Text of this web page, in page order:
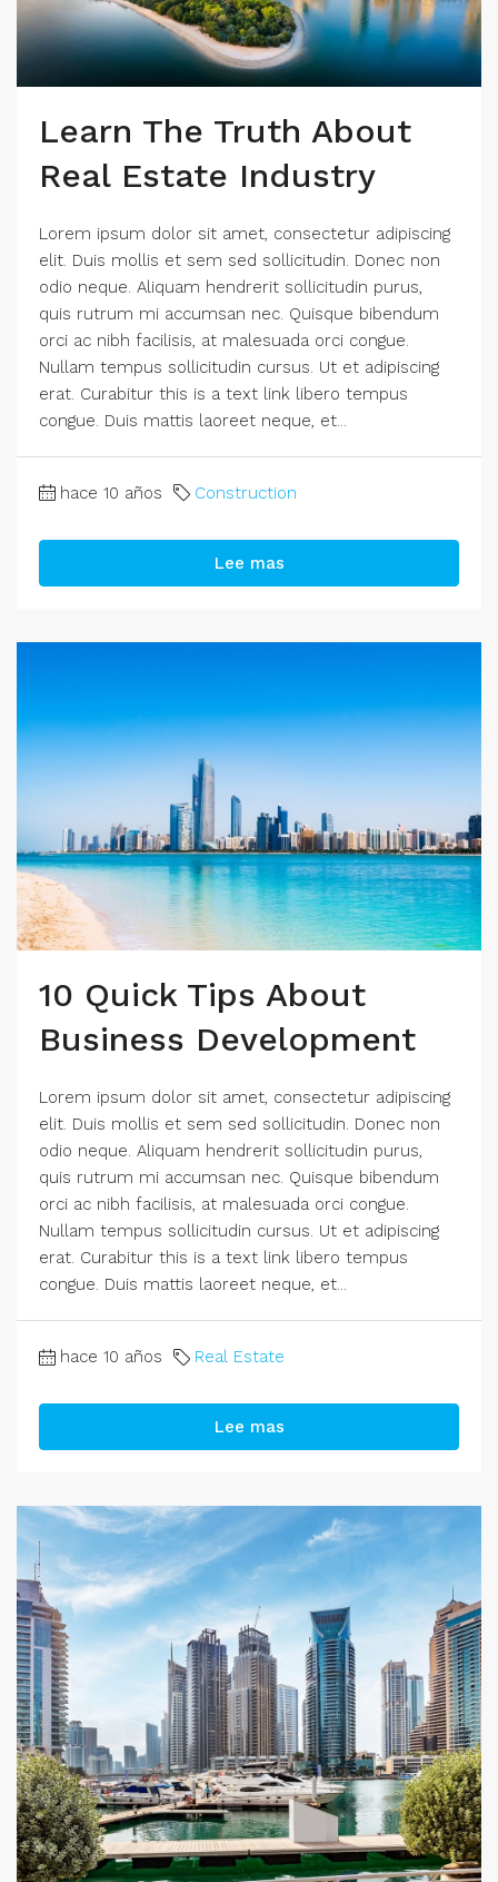
Learn The Truth About
Real Estate Industry
Lorem ipsum dolor sit amet, consectetur adipiscing
elit. Duis mollis et sem sed sollicitudin. Donec non
odio neque. Aliquam hendrerit sollicitudin purus,
quis rutrum mi accumsan nec. Quisque bibendum
orci ac nibh facilisis, at malesuada orci congue.
Nullam tempus sollicitudin cursus. Ut et adipiscing
erat. Curabitur this is a text link libero tempus
congue. Duis mattis laoreet neque, et...
hace 10 años Construction
Lee mas
10 Quick Tips About
Business Development
Lorem ipsum dolor sit amet, consectetur adipiscing
elit. Duis mollis et sem sed sollicitudin. Donec non
odio neque. Aliquam hendrerit sollicitudin purus,
quis rutrum mi accumsan nec. Quisque bibendum
orci ac nibh facilisis, at malesuada orci congue.
Nullam tempus sollicitudin cursus. Ut et adipiscing
erat. Curabitur this is a text link libero tempus
congue. Duis mattis laoreet neque, et...
hace 10 años Real Estate
Lee mas